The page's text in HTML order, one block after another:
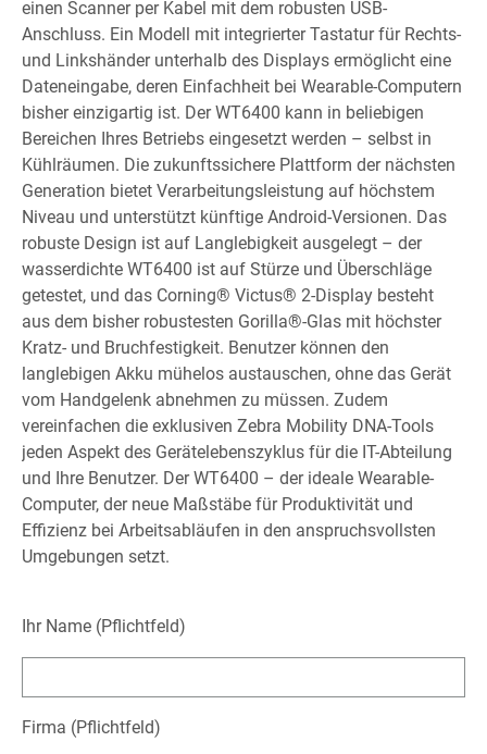
einen Scanner per Kabel mit dem robusten USB-
Anschluss. Ein Modell mit integrierter Tastatur für Rechts-
und Linkshänder unterhalb des Displays ermöglicht eine
Dateneingabe, deren Einfachheit bei Wearable-Computern
bisher einzigartig ist. Der WT6400 kann in beliebigen
Bereichen Ihres Betriebs eingesetzt werden – selbst in
Kühlräumen. Die zukunftssichere Plattform der nächsten
Generation bietet Verarbeitungsleistung auf höchstem
Niveau und unterstützt künftige Android-Versionen. Das
robuste Design ist auf Langlebigkeit ausgelegt – der
wasserdichte WT6400 ist auf Stürze und Überschläge
getestet, und das Corning® Victus® 2-Display besteht
aus dem bisher robustesten Gorilla®-Glas mit höchster
Kratz- und Bruchfestigkeit. Benutzer können den
langlebigen Akku mühelos austauschen, ohne das Gerät
vom Handgelenk abnehmen zu müssen. Zudem
vereinfachen die exklusiven Zebra Mobility DNA-Tools
jeden Aspekt des Gerätelebenszyklus für die IT-Abteilung
und Ihre Benutzer. Der WT6400 – der ideale Wearable-
Computer, der neue Maßstäbe für Produktivität und
Effizienz bei Arbeitsabläufen in den anspruchsvollsten
Umgebungen setzt.
Ihr Name (Pflichtfeld)
Firma (Pflichtfeld)